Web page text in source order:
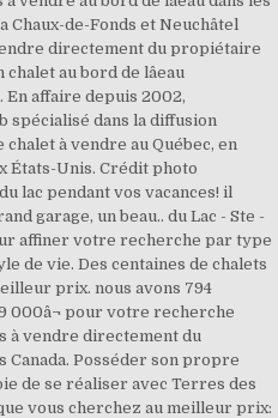
Chaux-de-Fonds et Neuchâtel
directement du propiétaire
au bord de lâeau
En affaire depuis 2002,
spécialisé dans la diffusion
à vendre au Québec, en
États-Unis. Crédit photo
lac pendant vos vacances! il
garage, un beau.. du Lac - Ste -
affiner votre recherche par type
de vie. Des centaines de chalets
prix. nous avons 794
000â¬ pour votre recherche
à vendre directement du
Posséder son propre
de se réaliser avec Terres des
vous cherchez au meilleur prix: